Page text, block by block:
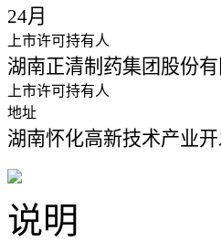
24月
上市许可持有人
湖南正清制药集团股份有
上市许可持有人
地址
湖南怀化高新技术产业
说明